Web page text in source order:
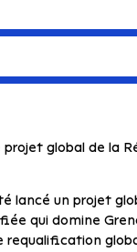
global de la
lancé un projet
qui domine
requalification